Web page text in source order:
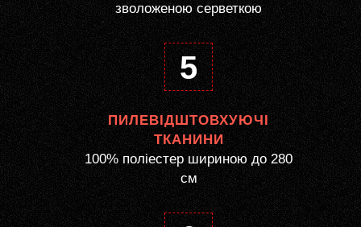
зволоженою серветкою
5
ПИЛЕВІДШТОВХУЮЧІ
ТКАНИНИ
100% поліестер шириною до 280
см